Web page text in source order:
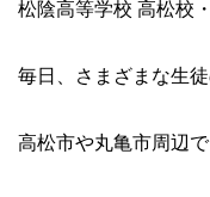
松陰高等学校 高松校
毎日、さまざまな生
高松市や丸亀市周辺で